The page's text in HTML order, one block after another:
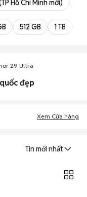
Hồ Chí Minh mới)
512 GB 1 TB
29 Ultra
đẹp
Xem Cửa hàng
Tin mới nhất